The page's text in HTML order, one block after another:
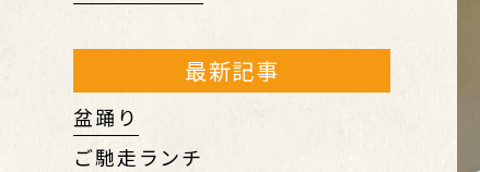
最新記事
盆踊り
ご馳走ランチ